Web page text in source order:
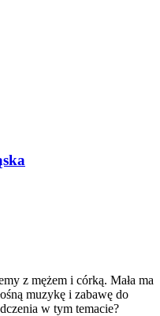
z mężem i córką. Mała ma
muzykę i zabawę do
w tym temacie?